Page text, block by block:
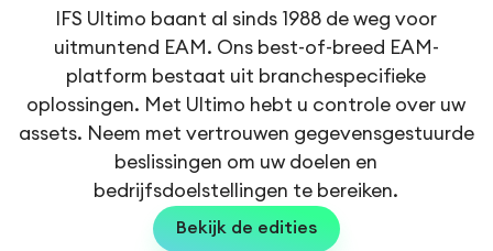
IFS Ultimo baant al sinds 1988 de weg voor
uitmuntend EAM. Ons best-of-breed EAM-
platform bestaat uit branchespecifieke
oplossingen. Met Ultimo hebt u controle over uw
assets. Neem met vertrouwen gegevensgestuurde
beslissingen om uw doelen en
bedrijfsdoelstellingen te bereiken.
Bekijk de edities